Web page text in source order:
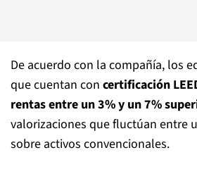
De acuerdo con la compañía, los
que cuentan con certificación
rentas entre un 3% y un 7%
valorizaciones que fluctúan entre
sobre activos convencionales.